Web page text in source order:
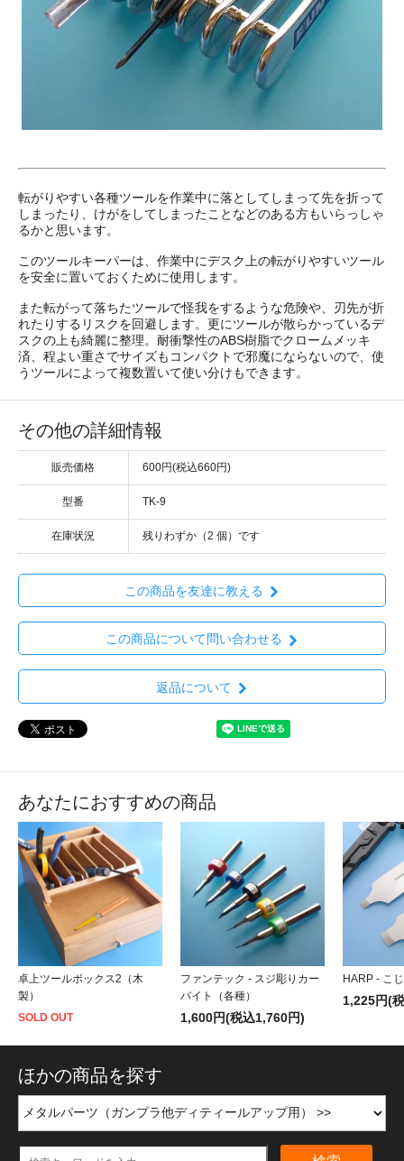
転がりやすい各種ツールを作業中に落としてしまって先を折って
しまったり、けがをしてしまったことなどのある方もいらっしゃ
るかと思います。
このツールキーパーは、作業中にデスク上の転がりやすいツール
を安全に置いておくために使用します。
また転がって落ちたツールで怪我をするような危険や、刃先が折
れたりするリスクを回避します。更にツールが散らかっているデ
スクの上も綺麗に整理。耐衝撃性のABS樹脂でクロームメッキ
済、程よい重さでサイズもコンパクトで邪魔にならないので、使
うツールによって複数置いて使い分けもできます。
その他の詳細情報
販売価格 600円(税込660円)
型番 TK-9
在庫状況 残りわずか（2 個）です
この商品を友達に教える
この商品について問い合わせる
返品について
あなたにおすすめの商品
卓上ツールボックス2（木
製）
SOLD OUT
ファンテック - スジ彫りカー
バイト（各種）
1,600円(税込1,760円)
HARP - こ
1,225円(
ほかの商品を探す